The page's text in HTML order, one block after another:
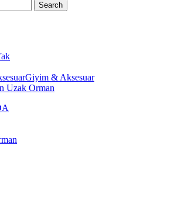
Search
Giyim & Aksesuar
Uzak Orman